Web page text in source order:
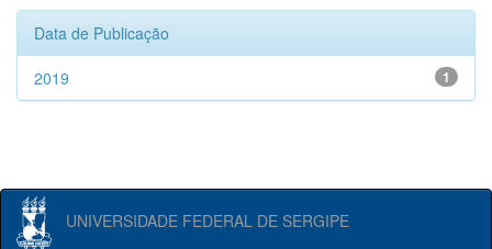
Data de Publicação
1
2019
UNIVERSIDADE FEDERAL DE SERGIPE